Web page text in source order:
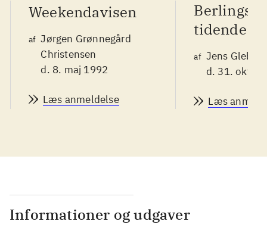
Weekendavisen
af Jørgen Grønnegård
Christensen
d. 8. maj 1992
Læs anmeldelse
tidende
af Jens Glebe-
d. 31. okt.
Læs
Informationer og udgaver